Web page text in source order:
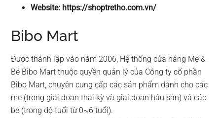
Website: https://shoptretho.com.vn/
Bibo Mart
Được thành lập vào năm 2006, Hệ thống cửa hàng Mẹ &
Bé Bibo Mart thuộc quyền quản lý của Công ty cổ phần
Bibo Mart, chuyên cung cấp các sản phẩm dành cho các
mẹ (trong giai đoạn thai kỳ và giai đoạn hậu sản) và các
bé (trong độ tuổi từ 0~6 tuổi).